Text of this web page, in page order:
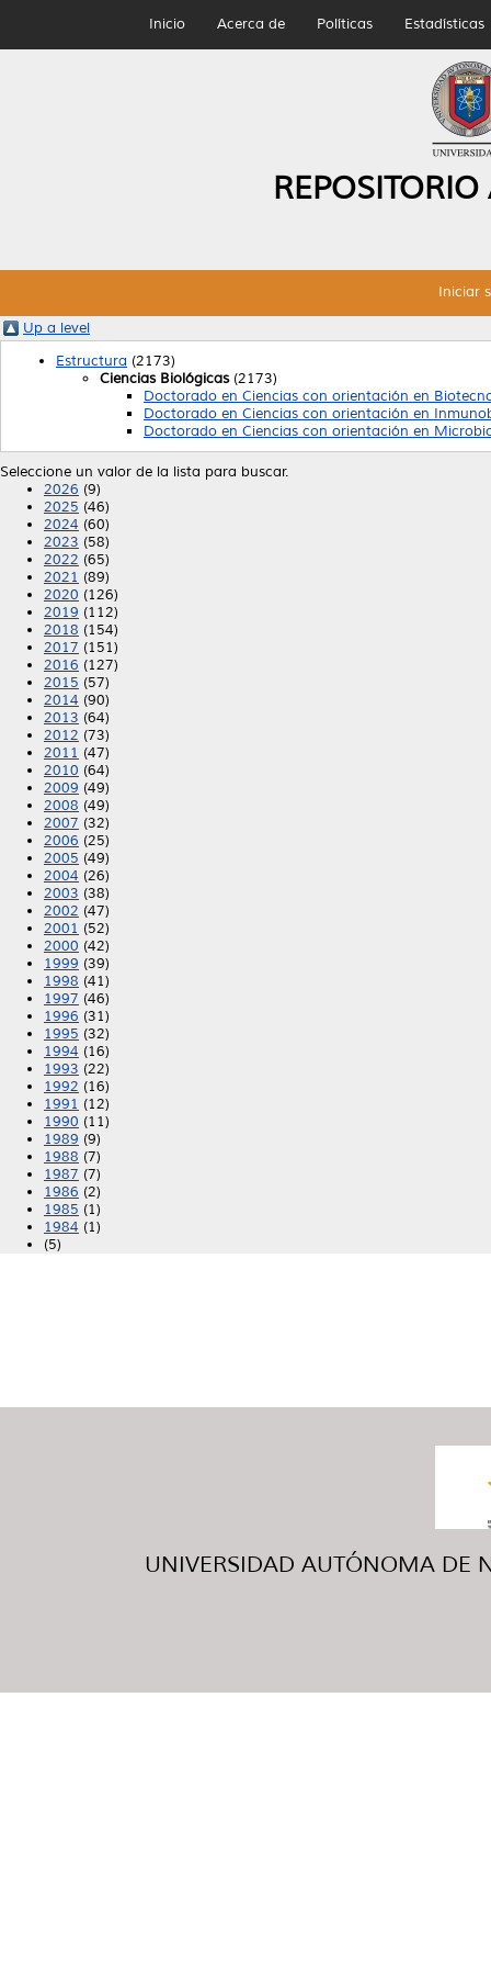
Inicio Acerca de Políticas Estadísticas
Iniciar
Up a level
Estructura (2173)
Ciencias Biológicas(2173)
Doctorado en Ciencias con orientación en
Doctorado en Ciencias con orientación en
Doctorado en Ciencias con orientación en
Seleccione un valor de la lista para buscar.
2026 (9)
2025 (46)
2024 (60)
2023 (58)
2022 (65)
2021 (89)
2020 (126)
2019 (112)
2018 (154)
2017 (151)
2016 (127)
2015 (57)
2014 (90)
2013 (64)
2012 (73)
2011 (47)
2010 (64)
2009 (49)
2008 (49)
2007 (32)
2006 (25)
2005 (49)
2004 (26)
2003 (38)
2002 (47)
2001 (52)
2000 (42)
1999 (39)
1998 (41)
1997 (46)
1996 (31)
1995 (32)
1994 (16)
1993 (22)
1992 (16)
1991 (12)
1990 (11)
1989 (9)
1988 (7)
1987 (7)
1986 (2)
1985 (1)
1984 (1)
(5)
UNIVERSIDAD AUTÓNOMA DE